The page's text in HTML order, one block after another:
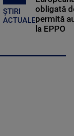
ȘTIRI
ACTUALE
obligată
permită
la EPPO